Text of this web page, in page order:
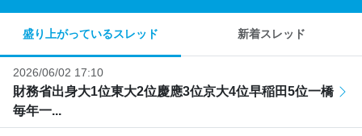
盛り上がっているスレッド 新着スレッド
2026/06/02 17:10
財務省出身大1位東大2位慶應3位京大4位早稲田5位一橋
毎年一...